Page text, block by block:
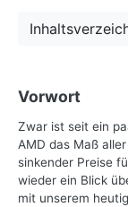
Vorwort
Zwar ist seit ein
AMD das Maß
sinkender Preise
wieder ein Blick
mit unserem